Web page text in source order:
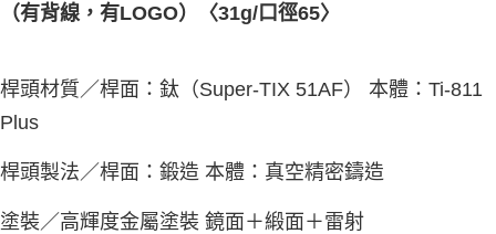
（有背線，有LOGO）〈31g/口徑65〉
桿頭材質／桿面：鈦（Super-TIX 51AF） 本體：Ti-811
Plus
桿頭製法／桿面：鍛造 本體：真空精密鑄造
塗裝／高輝度金屬塗裝 鏡面＋緞面＋雷射